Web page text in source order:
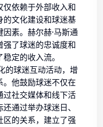
依赖于外部收入和
的文化建设和球迷基
素。赫尔赫·马斯通
了球迷的忠诚度和
定的收入流。
的球迷互动活动，增
他鼓励球迷不仅在
过社交媒体和线下活
通过举办球迷日、
区的关系，建立了强